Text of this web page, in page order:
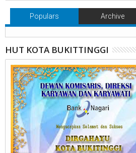
Populars Archive
HUT KOTA BUKITTINGGI